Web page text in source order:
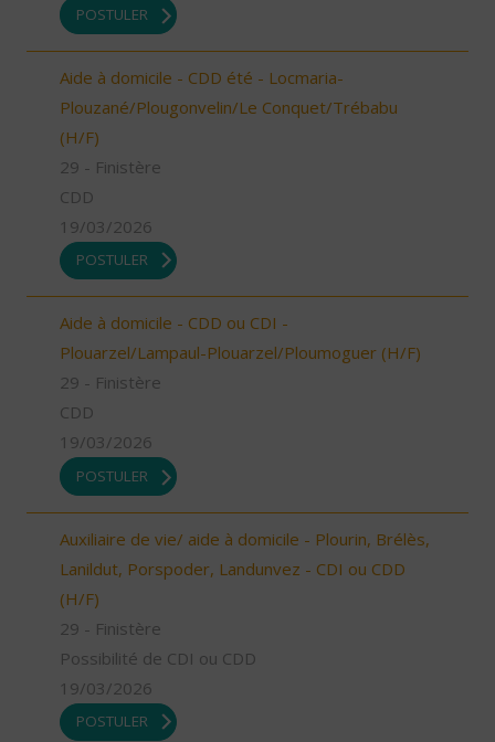
POSTULER
Aide à domicile - CDD été - Locmaria-
Plouzané/Plougonvelin/Le Conquet/Trébabu
(H/F)
29 - Finistère
CDD
19/03/2026
POSTULER
Aide à domicile - CDD ou CDI -
Plouarzel/Lampaul-Plouarzel/Ploumoguer (H/F)
29 - Finistère
CDD
19/03/2026
POSTULER
Auxiliaire de vie/ aide à domicile - Plourin, Brélès,
Lanildut, Porspoder, Landunvez - CDI ou CDD
(H/F)
29 - Finistère
Possibilité de CDI ou CDD
19/03/2026
POSTULER